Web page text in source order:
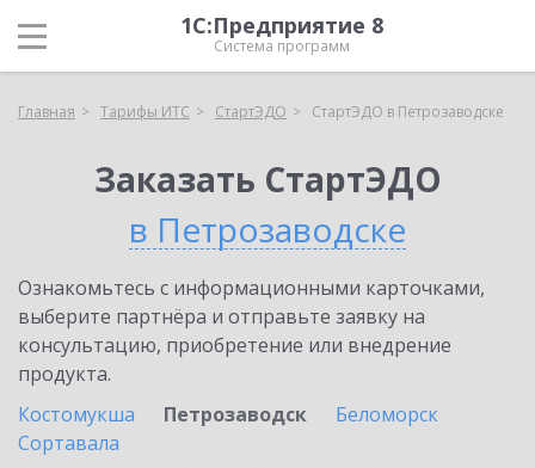
1С:Предприятие 8
Система программ
Главная Тарифы ИТС СтартЭДО СтартЭДО в Петрозаводске
Заказать СтартЭДО
в Петрозаводске
Ознакомьтесь с информационными карточками,
выберите партнёра и отправьте заявку на
консультацию, приобретение или внедрение
продукта.
Костомукша
Петрозаводск
Беломорск
Сортавала